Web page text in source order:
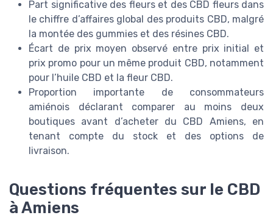
Part significative des fleurs et des CBD fleurs dans
le chiffre d’affaires global des produits CBD, malgré
la montée des gummies et des résines CBD.
Écart de prix moyen observé entre prix initial et
prix promo pour un même produit CBD, notamment
pour l’huile CBD et la fleur CBD.
Proportion importante de consommateurs
amiénois déclarant comparer au moins deux
boutiques avant d’acheter du CBD Amiens, en
tenant compte du stock et des options de
livraison.
Questions fréquentes sur le CBD
à Amiens